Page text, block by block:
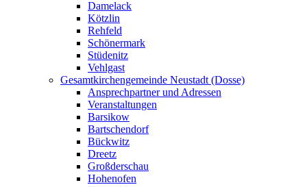
Damelack
Kötzlin
Rehfeld
Schönermark
Stüdenitz
Vehlgast
Gesamtkirchengemeinde Neustadt (Dosse)
Ansprechpartner und Adressen
Veranstaltungen
Barsikow
Bartschendorf
Bückwitz
Dreetz
Großderschau
Hohenofen